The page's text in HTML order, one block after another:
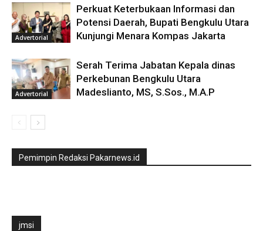
Advertorial
Perkuat Keterbukaan Informasi dan
Potensi Daerah, Bupati Bengkulu Utara
Kunjungi Menara Kompas Jakarta
Advertorial
Serah Terima Jabatan Kepala dinas
Perkebunan Bengkulu Utara
Madeslianto, MS, S.Sos., M.A.P
Pemimpin Redaksi Pakarnews.id
jmsi